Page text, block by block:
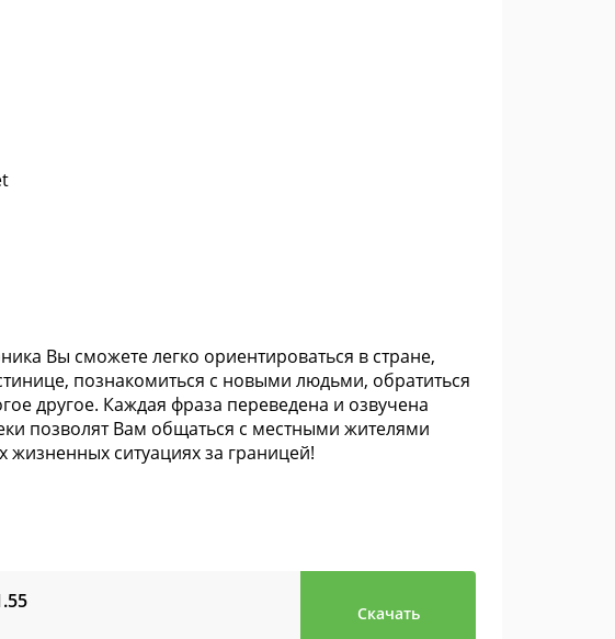
Вы сможете легко ориентироваться в стране,
познакомиться с новыми людьми, обратиться
другое. Каждая фраза переведена и озвучена
позволят Вам общаться с местными жителями
ситуациях за границей!
Скачать